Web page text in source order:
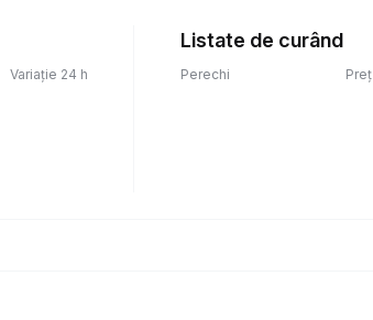
Variație 24 h
Listate de curând
Perechi Preț